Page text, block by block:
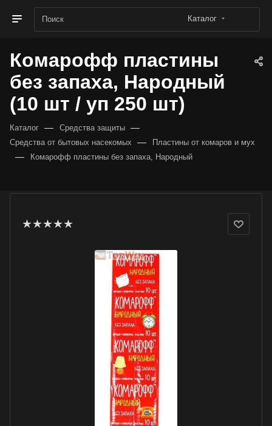
Каталог
Комарофф пластины
без запаха, Народный
(10 шт / уп 250 шт)
Каталог — Средства защиты —
Средства от бытовых насекомых — Пластины от комаров и мух
— Комарофф пластины без запаха, Народный